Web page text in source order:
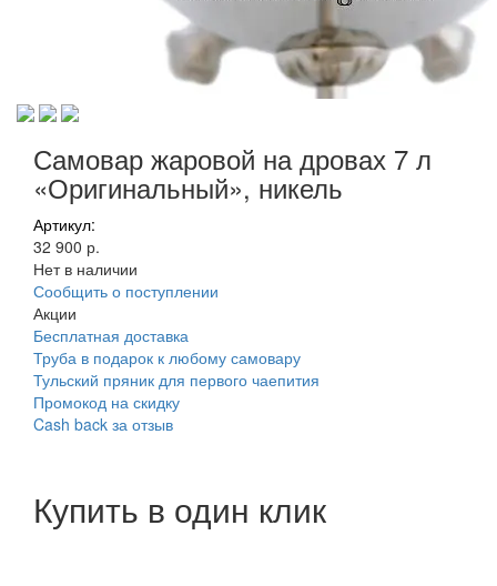
Самовар жаровой на дровах 7 л
«Оригинальный», никель
Артикул:
32 900 р.
Нет в наличии
Сообщить о поступлении
Акции
Бесплатная доставка
Труба в подарок к любому самовару
Тульский пряник для первого чаепития
Промокод на скидку
Cash back за отзыв
Купить в один клик